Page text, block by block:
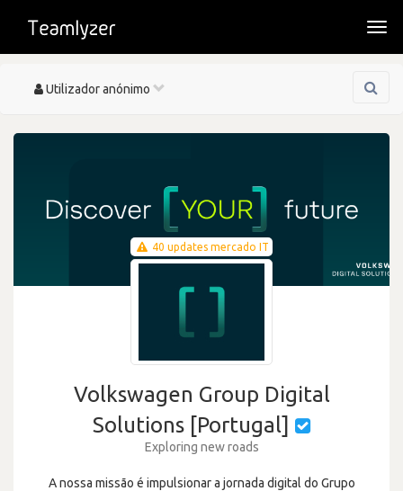
Toggle
Utilizador anónimo
40 updates mercado IT
Volkswagen Group Digital
Solutions [Portugal]
Exploring new roads
A nossa missão é impulsionar a jornada digital do Grupo